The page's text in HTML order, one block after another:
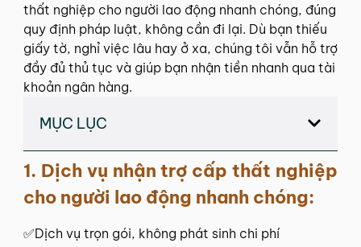
thất nghiệp cho người lao động nhanh chóng, đúng
quy định pháp luật, không cần đi lại. Dù bạn thiếu
giấy tờ, nghỉ việc lâu hay ở xa, chúng tôi vẫn hỗ trợ
đầy đủ thủ tục và giúp bạn nhận tiền nhanh qua tài
khoản ngân hàng.
MỤC LỤC
1. Dịch vụ nhận trợ cấp thất nghiệp
cho người lao động nhanh chóng:
✅Dịch vụ trọn gói, không phát sinh chi phí